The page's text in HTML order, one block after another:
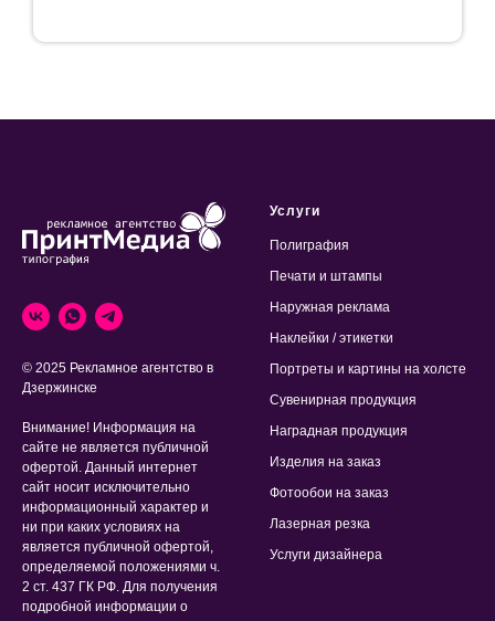
© 2025 Рекламное агентство в
Дзержинске
Внимание! Информация на
сайте не является публичной
офертой. Данный интернет
сайт носит исключительно
информационный характер и
ни при каких условиях на
является публичной офертой,
определяемой положениями ч.
2 ст. 437 ГК РФ. Для получения
подробной информации о
Услуги
Полиграфия
Печати и штампы
Наружная реклама
Наклейки / этикетки
Портреты и картины на холсте
Сувенирная продукция
Наградная продукция
Изделия на заказ
Фотообои на заказ
Лазерная резка
Услуги дизайнера